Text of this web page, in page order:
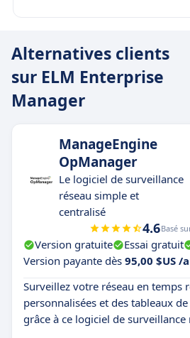
Alternatives clients
sur ELM Enterprise
Manager
ManageEngine
OpManager
Le logiciel de surveillance
réseau simple et
centralisé
4.6Basé
Version gratuite Essai gratuit
Version payante dès 95,00 $US /
Surveillez votre réseau en temps
personnalisées et des tableaux
grâce à ce logiciel de surveillance